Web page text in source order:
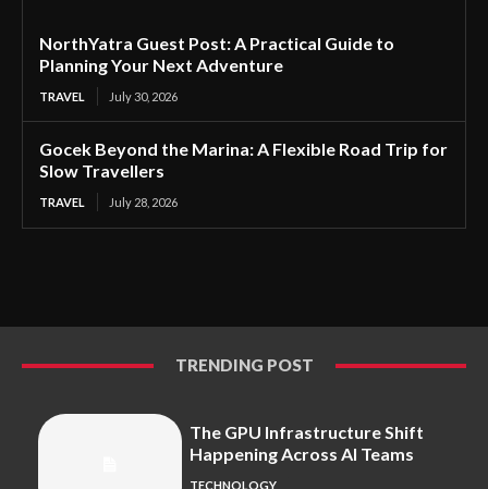
NorthYatra Guest Post: A Practical Guide to
Planning Your Next Adventure
TRAVEL July 30, 2026
Gocek Beyond the Marina: A Flexible Road Trip for
Slow Travellers
TRAVEL July 28, 2026
TRENDING POST
The GPU Infrastructure Shift
Happening Across AI Teams
TECHNOLOGY